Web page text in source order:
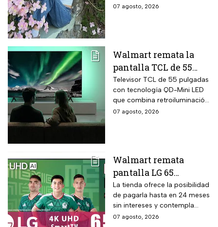
creadora: tratamientos,
07 agosto, 2026
Walmart remata la
pantalla TCL de 55
pulgadas 4K QD-Mini
Led con $6,600 de
descuento en línea y
hasta 24 meses sin
Televisor TCL de 55 pulgadas
con tecnología QD-Mini LED
que combina retroiluminación
Mini LED de casi precisión
plataforma Google TV.
07 agosto, 2026
Walmart remata
pantalla LG 65
pulgadas UHD 4K con
funciones de
inteligencia artificial
ThinQ
La tienda ofrece la posibilidad
de pagarla hasta en 24 meses
sin intereses y contempla
devoluciones hasta 30 días
07 agosto, 2026